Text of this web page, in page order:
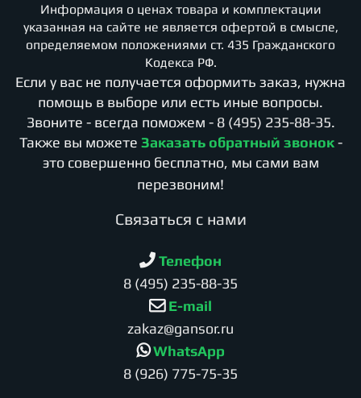
Информация о ценах товара и комплектации
указанная на сайте не является офертой в смысле,
определяемом положениями ст. 435 Гражданского
Кодекса РФ.
Если у вас не получается оформить заказ, нужна
помощь в выборе или есть иные вопросы.
Звоните - всегда поможем - 8 (495) 235-88-35.
Также вы можете Заказать обратный звонок -
это совершенно бесплатно, мы сами вам
перезвоним!
Cвязаться с нами
Телефон
8 (495) 235-88-35
E-mail
zakaz@gansor.ru
WhatsApp
8 (926) 775-75-35